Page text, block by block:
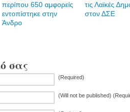
περίπου 650 αμφορείς
εντοπίστηκε στην
Άνδρο
τις Λαϊκές
στον ΔΣΕ
σας
(Required)
(Will not be published)